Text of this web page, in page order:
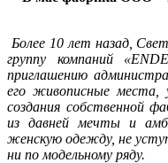
Более 10 лет назад,
группу компаний
приглашению
его живописные места,
создания собственной
из давней мечты и
женскую одежду, не
ни по модельному ряду.